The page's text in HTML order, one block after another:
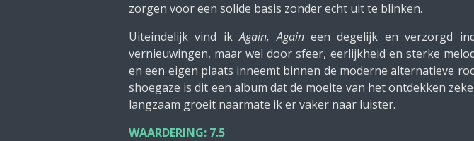
zorgen voor een solide basis zonder echt uit te blinken.
Uiteindelijk vind ikAgain, Againeen degelijk en verzorgd
vernieuwingen, maar wel door sfeer, eerlijkheid en sterke
en een eigen plaats inneemt binnen de moderne alternatieve
shoegaze is dit een album dat de moeite van het ontdekken
langzaam groeit naarmate ik er vaker naar luister.
WAARDERING: 7.5